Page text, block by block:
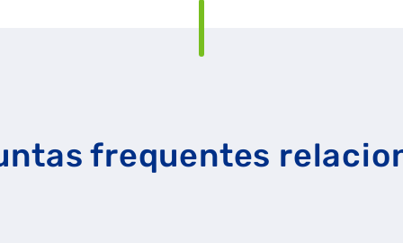
frequentes